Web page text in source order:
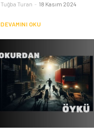
Tuğba Turan - 18 Kasım 2024
DEVAMINI OKU